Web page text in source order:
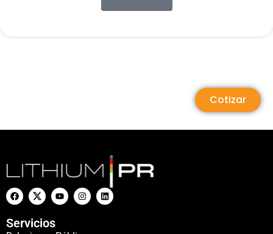
Cotizar
Servicios